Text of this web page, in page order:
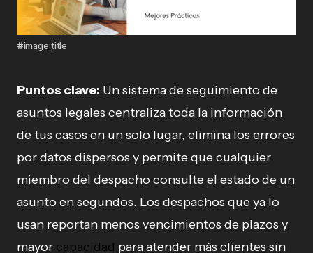
#image_title
Puntos clave: Un sistema de seguimiento de
asuntos legales centraliza toda la información
de tus casos en un solo lugar, elimina los errores
por datos dispersos y permite que cualquier
miembro del despacho consulte el estado de un
asunto en segundos. Los despachos que ya lo
usan reportan menos vencimientos de plazos y
mayor capacidad para atender más clientes sin